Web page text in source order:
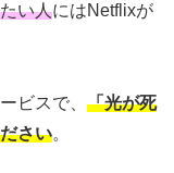
い人にはNetflixが
ビスで、 「光が死
さい。